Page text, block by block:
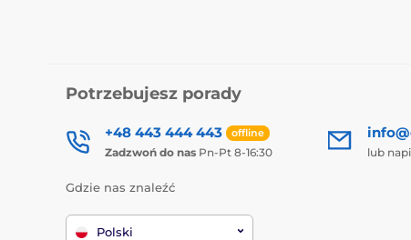
Potrzebujesz porady
+48 443 444 443 offline
Zadzwoń do nas Pn-Pt 8-16:30 lub
Gdzie nas znaleźć
Polski